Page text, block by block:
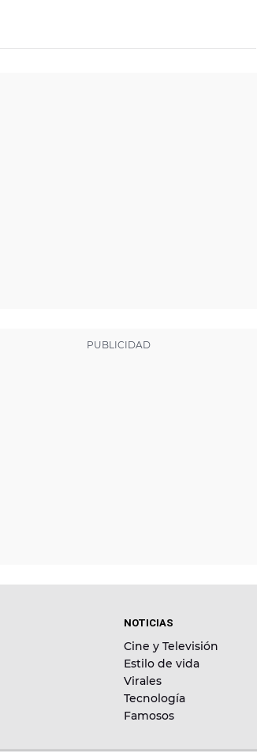
NOTICIAS
Cine y Televisión
Estilo de vida
Virales
Tecnología
Famosos